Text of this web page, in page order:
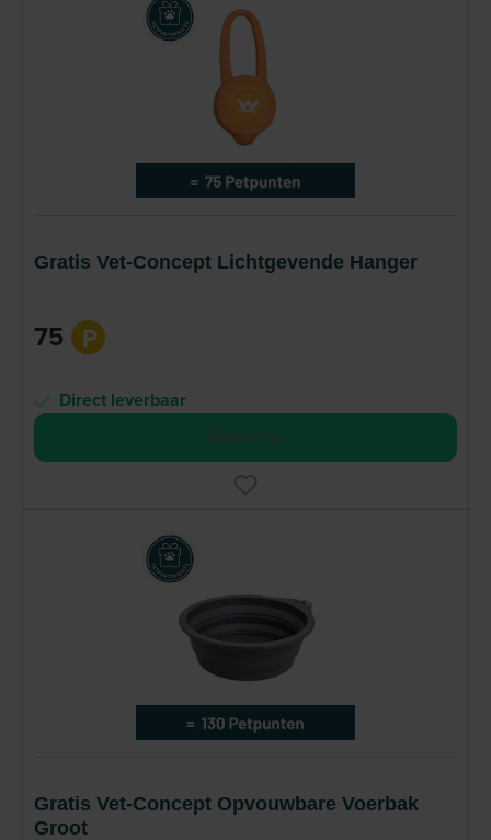
Gratis Vet-Concept Lichtgevende Hanger
75 P
Direct leverbaar
Bestel nu
Gratis Vet-Concept Opvouwbare Voerbak
Groot